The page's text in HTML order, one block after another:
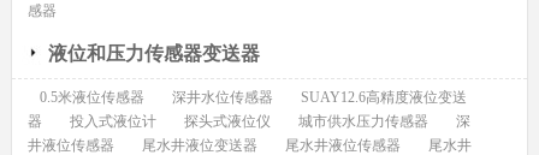
感器
液位和压力传感器变送器
0.5米液位传感器 深井水位传感器
SUAY12.6高精度液位变送
器
投入式液位计 探头式液位仪 城市供水压力传感器
深
井液位传感器
尾水井液位变送器 尾水井液位传感器
尾水井